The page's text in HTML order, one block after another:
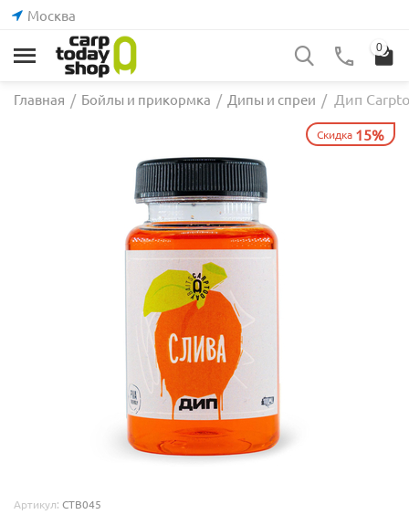
Москва
0
Главная / Бойлы и прикормка / Дипы и спреи / Дип
Скидка 15%
Артикул: CTB045